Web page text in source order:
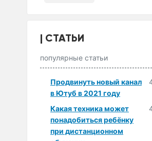
СТАТЬИ
популярные статьи
Продвинуть новый канал
в Ютуб в 2021 году
Какая техника может
понадобиться ребёнку
при дистанционном